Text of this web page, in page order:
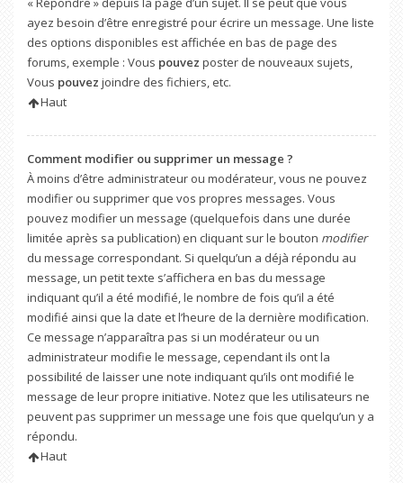
ayez besoin d’être enregistré pour écrire un message. Une liste
des options disponibles est affichée en bas de page des
forums, exemple : Vous pouvez poster de nouveaux sujets,
Vous pouvez joindre des fichiers, etc.
Haut
Comment modifier ou supprimer un message ?
À moins d’être administrateur ou modérateur, vous ne pouvez
modifier ou supprimer que vos propres messages. Vous
pouvez modifier un message (quelquefois dans une durée
limitée après sa publication) en cliquant sur le bouton modifier
du message correspondant. Si quelqu’un a déjà répondu au
message, un petit texte s’affichera en bas du message
indiquant qu’il a été modifié, le nombre de fois qu’il a été
modifié ainsi que la date et l’heure de la dernière modification.
Ce message n’apparaîtra pas si un modérateur ou un
administrateur modifie le message, cependant ils ont la
possibilité de laisser une note indiquant qu’ils ont modifié le
message de leur propre initiative. Notez que les utilisateurs ne
peuvent pas supprimer un message une fois que quelqu’un y a
répondu.
Haut